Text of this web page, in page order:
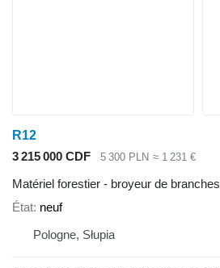
R12
3 215 000 CDF
5 300 PLN ≈ 1 231 €
Matériel forestier - broyeur de branches
État neuf
Pologne, Słupia